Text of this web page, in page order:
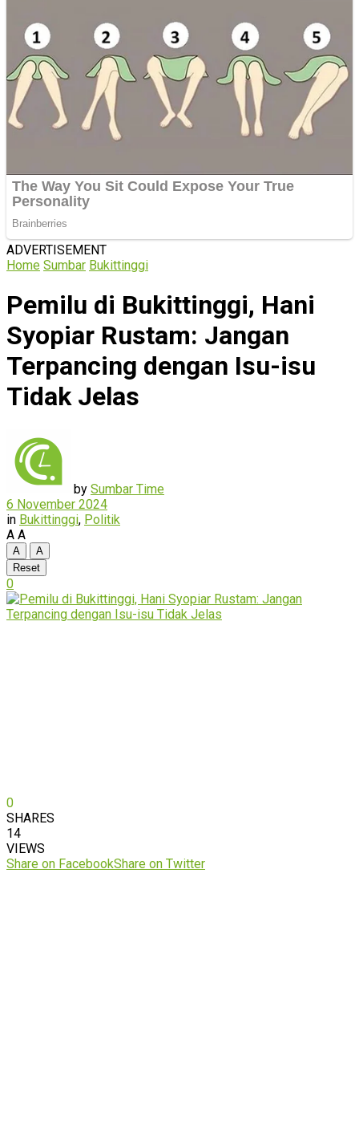
ADVERTISEMENT
Home Sumbar Bukittinggi
Pemilu di Bukittinggi, Hani
Syopiar Rustam: Jangan
Terpancing dengan Isu-isu
Tidak Jelas
by Sumbar Time
6 November 2024
in Bukittinggi, Politik
A A
A
A
Reset
0
0
SHARES
14
VIEWS
Share on FacebookShare on Twitter